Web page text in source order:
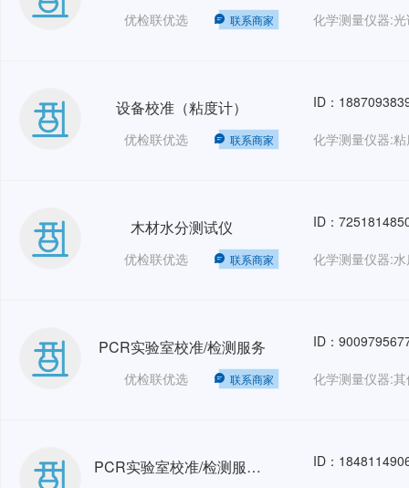
优检联优选 联系商家
设备校准（粘度计）
优检联优选 联系商家
ID：
化学测量仪器:
木材水分测试仪
优检联优选 联系商家
ID：
化学测量仪器:
PCR实验室校准/检测服务
优检联优选 联系商家
ID：
化学测量仪器:
PCR实验室校准/检测服务（尾款） ID：